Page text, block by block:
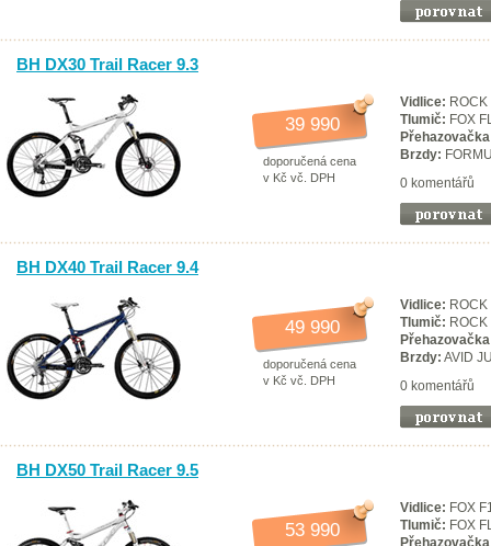
BH DX30 Trail Racer 9.3
39 990
doporučená cena
v Kč vč. DPH
Vidlice:
Tlumič: FOX
Brzdy:
0 komentářů
BH DX40 Trail Racer 9.4
49 990
doporučená cena
v Kč vč. DPH
Vidlice:
Tlumič:
Brzdy: AVID
0 komentářů
BH DX50 Trail Racer 9.5
53 990
Vidlice: FOX
Tlumič: FOX